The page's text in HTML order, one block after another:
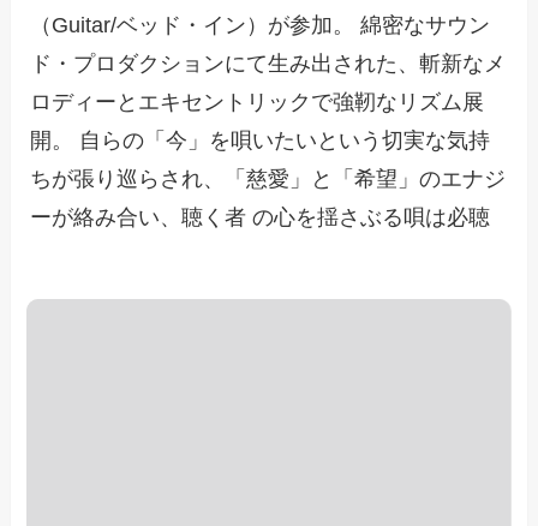
（Guitar/ベッド・イン）が参加。 綿密なサウン
ド・プロダクションにて生み出された、斬新なメ
ロディーとエキセントリックで強靭なリズム展
開。 自らの「今」を唄いたいという切実な気持
ちが張り巡らされ、「慈愛」と「希望」のエナジ
ーが絡み合い、聴く者 の心を揺さぶる唄は必聴